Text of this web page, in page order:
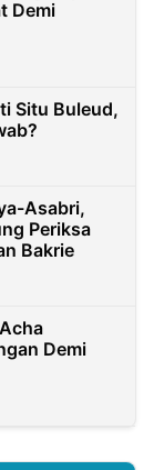
Demi
Situ Buleud,
Asabri,
Periksa
Bakrie
Demi